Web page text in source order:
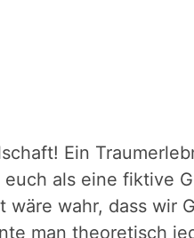
Ein
als eine fiktive
wahr, dass wir
man theoretisch